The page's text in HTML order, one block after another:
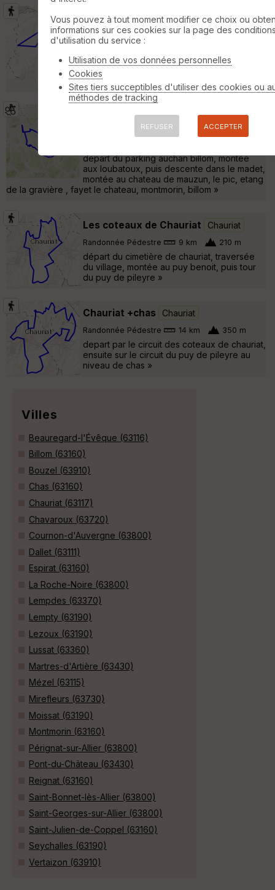
Autour de vertaizon Vertaizon
Randonnée Pédestre 7 km 200 m
Vertaizon, passant par l'ancienne et la
nouvelle église tout en profitant du paysage
qu'offre cette partie du département. »
depaert auchan billom-mauzun-fayet
Saint-Julien-de-Coppel
depart du parking auchan billom, montée
aux loubatoux, puis descente dans le madet,
montée au chateau de mauzun, le pic, etang
de la gravière , fayet le chateau, montmorin, billom »
Les coteaux de Chauriat Chauriat
Randonnée Pédestre 9 km 210 m
départ du cimetière de chauriat, traversée
du village, montée au puy benoit, puis tour
du puy de pileyre »
Chauriat +chas Chauriat
Randonnée Pédestre 14 km 350 m
depart par le circuit des coteaux de chauriat,
ensuite sur le circuit du puy de pileyre au
niveau de chas »
Villes
Beauregard-l'Évêque (63116)
Billom (63160)
Bouzel (63910)
Chas (63160)
Chauriat (63117)
Chavaroux (63720)
Cournon-d'Auvergne (63800)
Dallet (63111)
Espirat (63160)
La Roche-Noire (63800)
Lempdes (63370)
Lempty (63190)
Lezoux (63190)
Lussat (63360)
Martres-d'Artière (63430)
Mézel (63115)
Mirefleurs (63730)
Moissat (63190)
Montmorin (63160)
Pérignat-sur-Allier (63800)
Pont-du-Château (63430)
Reignat (63160)
Saint-Bonnet-lès-Allier (63800)
Saint-Georges-sur-Allier (63800)
Saint-Julien-de-Coppel (63160)
Seychalles (63190)
Vertaizon (63910)
Vous pouvez à tout moment modifier ce choix ou
informations sur ces cookies sur la page des
d'utilisation du service :
Utilisation de vos données personnelles
Cookies
Sites tiers succeptibles d'utiliser des cookies ou
méthodes de tracking
REFUSER ACCEPTER